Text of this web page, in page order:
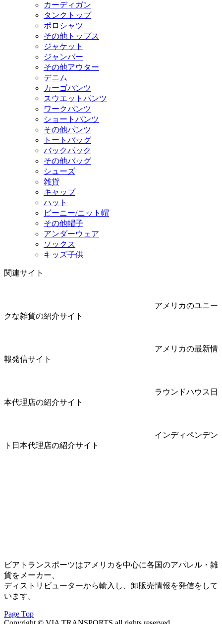
カーディガン
タンクトップ
ポロシャツ
その他トップス
ジャケット
ジャンバー
その他アウター
デニム
カーゴパンツ
スウエットパンツ
ワークパンツ
ショートパンツ
その他パンツ
トートバッグ
バックパック
その他バッグ
シューズ
雑貨
キャップ
ハット
ビーニー/ニット帽
その他帽子
アンダーウェア
ソックス
キッズ子供
関連サイト
アメリカのユニー
クな雑貨の紹介サイト
アメリカの最新情
報発信サイト
ラウンドハウス日
本代理店の紹介サイト
インディペンデン
ト日本代理店の紹介サイト
ビアトランスポーツはアメリカを中心に各国のアパレル・雑
貨をメーカー、
ディストリビューターから輸入し、卸販売情報を発信をして
います。
Page Top